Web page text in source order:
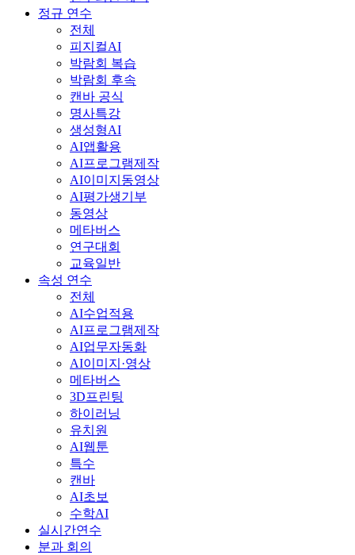
정규 연수
전체
피지컬AI
박람회 복습
박람회 후속
캔바 공식
명사특강
생성형AI
AI앱활용
AI프로그램제작
AI이미지동영상
AI평가생기부
동영상
메타버스
연구대회
교육일반
속성 연수
전체
AI수업적용
AI프로그램제작
AI업무자동화
AI이미지·영상
메타버스
3D프린팅
하이러닝
유치원
AI웹툰
특수
캔바
AI초보
수학AI
실시간연수
분과 회의